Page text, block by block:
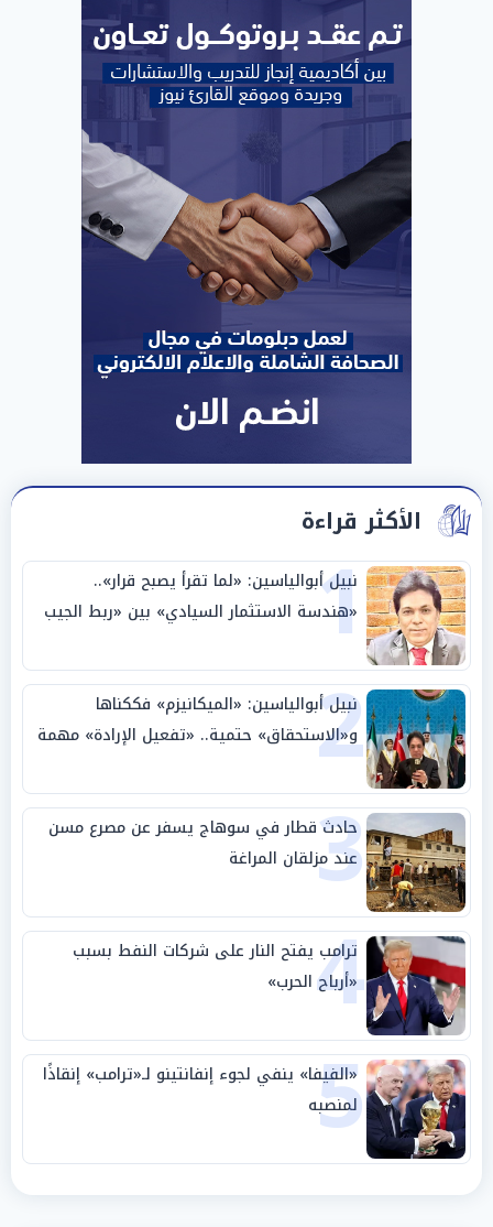
الأكثر قراءة
1
نبيل أبوالياسين: «لما تقرأ يصبح قرار»..
«هندسة الاستثمار السيادي» بين «ربط الجيب
بالوطن» و«سيادة الكلمة»
2
نبيل أبوالياسين: «الميكانيزم» فككناها
و«الاستحقاق» حتمية.. «تفعيل الإرادة» مهمة
الجامعة العربية
3
حادث قطار في سوهاج يسفر عن مصرع مسن
عند مزلقان المراغة
4
ترامب يفتح النار على شركات النفط بسبب
«أرباح الحرب»
5
«الفيفا» ينفي لجوء إنفانتينو لـ«ترامب» إنقاذًا
لمنصبه